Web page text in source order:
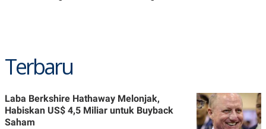
Terbaru
Laba Berkshire Hathaway Melonjak,
Habiskan US$ 4,5 Miliar untuk Buyback
Saham